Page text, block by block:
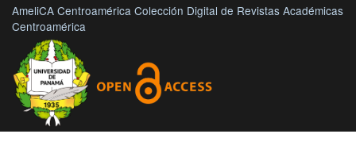
AmeliCA Centroamérica Colección Digital de Revistas Académicas
Centroamérica
Con este proyecto la Universidad de Panamá, reitera su